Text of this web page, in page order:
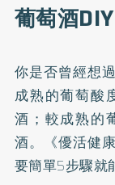
葡萄酒DIY
你是否曾經想
成熟的葡萄酸
酒；較成熟的
酒。《優活健
要簡單5步驟就